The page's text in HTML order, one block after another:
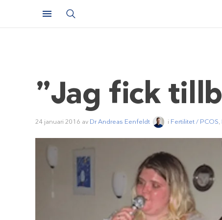
”Jag fick
24 januari 2016 av Dr Andreas Eenfeldt i Fertilitet / PCOS,